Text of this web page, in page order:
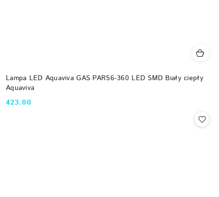
Lampa LED Aquaviva GAS PAR56-360 LED SMD Biały ciepły
Aquaviva
Cena:
423.00